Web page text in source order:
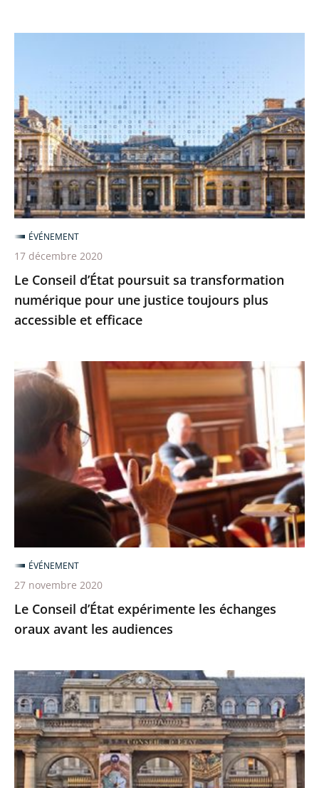
poursuit
sa
transformation
numérique
pour
une
justice
toujours
plus
accessible
et
efficace
Le Conseil d’État poursuit sa transformation
numérique pour une justice toujours plus
accessible et efficace
ÉVÉNEMENT
17 décembre 2020
Le
Conseil
expérimente
échanges
avant
audiences
Le Conseil d’État expérimente les échanges
oraux avant les audiences
ÉVÉNEMENT
27 novembre 2020
Le
Conseil
d’État
ouvre
ses
portes